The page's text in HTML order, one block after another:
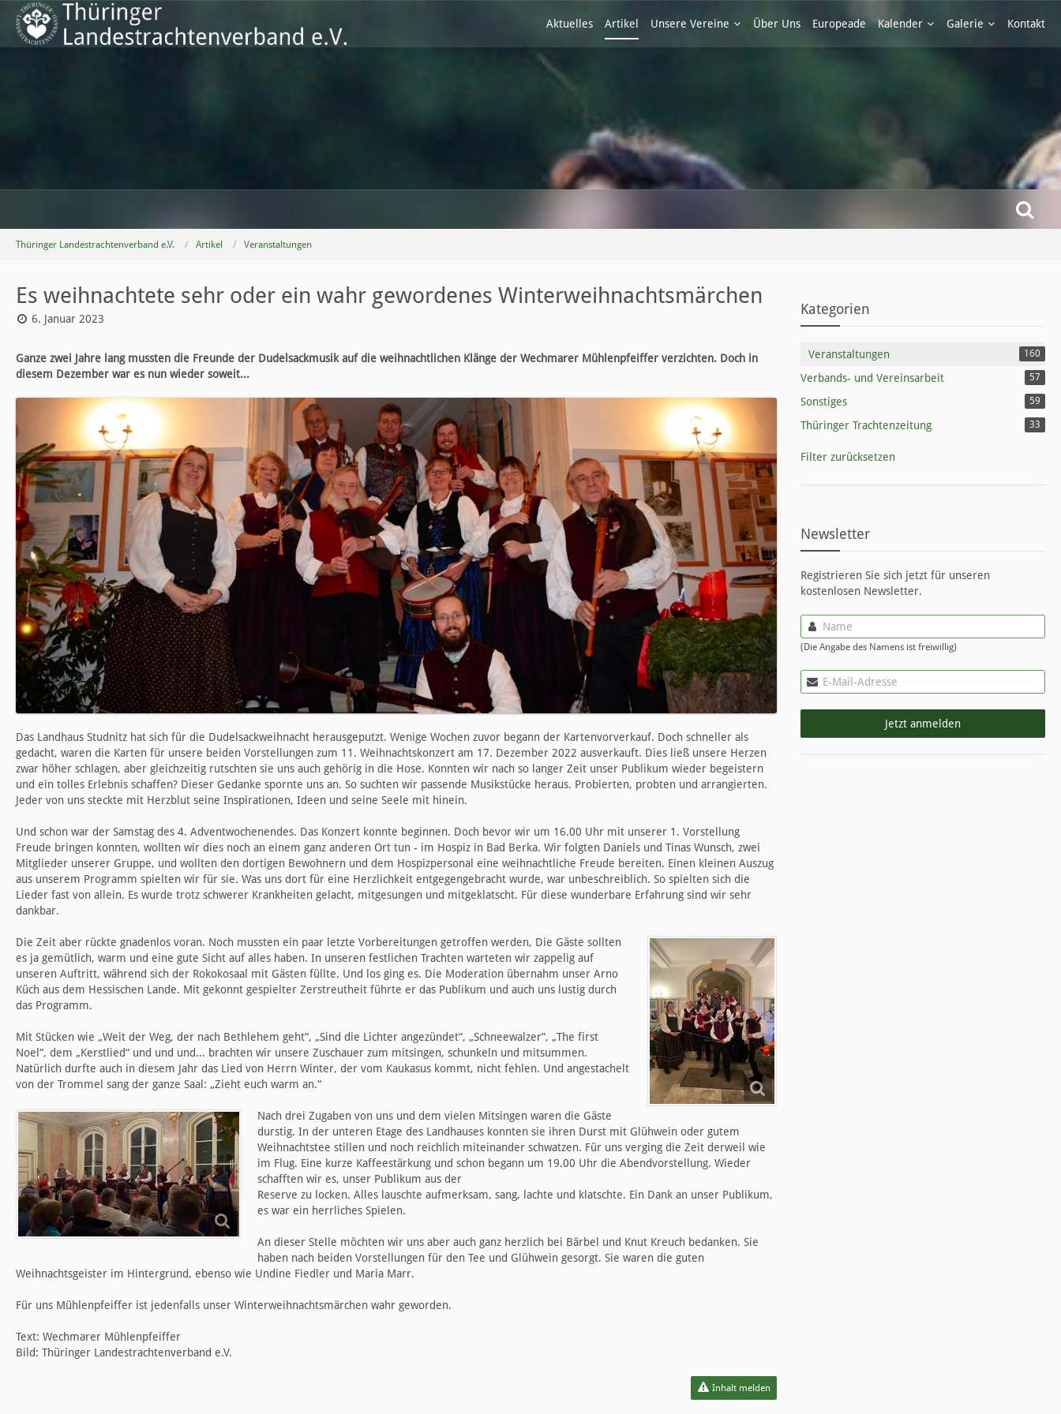
Aktuelles Artikel Unsere Vereine Über Uns Europeade Kalender Galerie Kontakt
Thüringer Landestrachtenverband e.V. Artikel Veranstaltungen
Es weihnachtete sehr oder ein wahr gewordenes Winterweihnachtsmärchen
6. Januar 2023
Ganze zwei Jahre lang mussten die Freunde der Dudelsackmusik auf die weihnachtlichen Klänge der Wechmarer Mühlenpfeiffer verzichten. Doch in
diesem Dezember war es nun wieder soweit...
Das Landhaus Studnitz hat sich für die Dudelsackweihnacht herausgeputzt. Wenige Wochen zuvor begann der Kartenvorverkauf. Doch schneller als
gedacht, waren die Karten für unsere beiden Vorstellungen zum 11. Weihnachtskonzert am 17. Dezember 2022 ausverkauft. Dies ließ unsere Herzen
zwar höher schlagen, aber gleichzeitig rutschten sie uns auch gehörig in die Hose. Konnten wir nach so langer Zeit unser Publikum wieder begeistern
und ein tolles Erlebnis schaffen? Dieser Gedanke spornte uns an. So suchten wir passende Musikstücke heraus. Probierten, probten und arrangierten.
Jeder von uns steckte mit Herzblut seine Inspirationen, Ideen und seine Seele mit hinein.
Und schon war der Samstag des 4. Adventwochenendes. Das Konzert konnte beginnen. Doch bevor wir um 16.00 Uhr mit unserer 1. Vorstellung
Freude bringen konnten, wollten wir dies noch an einem ganz anderen Ort tun - im Hospiz in Bad Berka. Wir folgten Daniels und Tinas Wunsch, zwei
Mitglieder unserer Gruppe, und wollten den dortigen Bewohnern und dem Hospizpersonal eine weihnachtliche Freude bereiten. Einen kleinen Auszug
aus unserem Programm spielten wir für sie. Was uns dort für eine Herzlichkeit entgegengebracht wurde, war unbeschreiblich. So spielten sich die
Lieder fast von allein. Es wurde trotz schwerer Krankheiten gelacht, mitgesungen und mitgeklatscht. Für diese wunderbare Erfahrung sind wir sehr
dankbar.
Die Zeit aber rückte gnadenlos voran. Noch mussten ein paar letzte Vorbereitungen getroffen werden, Die Gäste sollten
es ja gemütlich, warm und eine gute Sicht auf alles haben. In unseren festlichen Trachten warteten wir zappelig auf
unseren Auftritt, während sich der Rokokosaal mit Gästen füllte. Und los ging es. Die Moderation übernahm unser Arno
Küch aus dem Hessischen Lande. Mit gekonnt gespielter Zerstreutheit führte er das Publikum und auch uns lustig durch
das Programm.
Mit Stücken wie „Weit der Weg, der nach Bethlehem geht“, „Sind die Lichter angezündet“, „Schneewalzer“, „The first
Noel“, dem „Kerstlied“ und und und... brachten wir unsere Zuschauer zum mitsingen, schunkeln und mitsummen.
Natürlich durfte auch in diesem Jahr das Lied von Herrn Winter, der vom Kaukasus kommt, nicht fehlen. Und angestachelt
von der Trommel sang der ganze Saal: „Zieht euch warm an.“
Nach drei Zugaben von uns und dem vielen Mitsingen waren die Gäste
durstig. In der unteren Etage des Landhauses konnten sie ihren Durst mit Glühwein oder gutem
Weihnachtstee stillen und noch reichlich miteinander schwatzen. Für uns verging die Zeit derweil wie
im Flug. Eine kurze Kaffeestärkung und schon begann um 19.00 Uhr die Abendvorstellung. Wieder
schafften wir es, unser Publikum aus der
Reserve zu locken. Alles lauschte aufmerksam, sang, lachte und klatschte. Ein Dank an unser Publikum,
es war ein herrliches Spielen.
An dieser Stelle möchten wir uns aber auch ganz herzlich bei Bärbel und Knut Kreuch bedanken. Sie
haben nach beiden Vorstellungen für den Tee und Glühwein gesorgt. Sie waren die guten
Weihnachtsgeister im Hintergrund, ebenso wie Undine Fiedler und Maria Marr.
Für uns Mühlenpfeiffer ist jedenfalls unser Winterweihnachtsmärchen wahr geworden.
Text: Wechmarer Mühlenpfeiffer
Bild: Thüringer Landestrachtenverband e.V.
Inhalt melden
Kategorien
Veranstaltungen 160
Verbands- und Vereinsarbeit 57
Sonstiges 59
Thüringer Trachtenzeitung 33
Filter zurücksetzen
Newsletter
Registrieren Sie sich jetzt für unseren
kostenlosen Newsletter.
(Die Angabe des Namens ist freiwillig)
Jetzt anmelden